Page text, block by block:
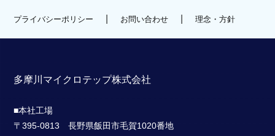
プライバシーポリシー お問い合わせ |理念・方針
多摩川マイクロテップ株式会社
■本社工場
〒395-0813 長野県飯田市毛賀1020番地